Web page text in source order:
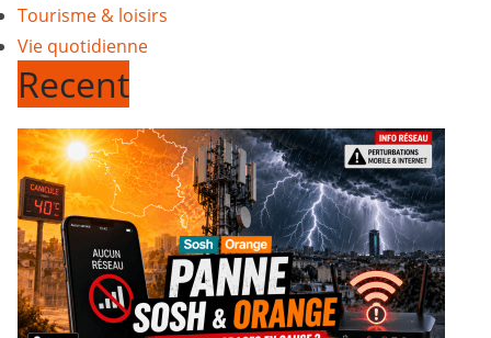
Tourisme & loisirs
Vie quotidienne
Recent